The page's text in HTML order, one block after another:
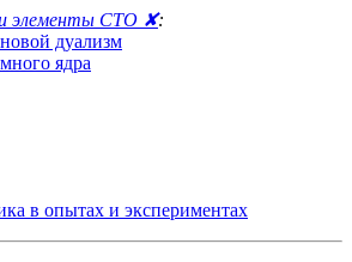
и элементы СТО ✘:
дуализм
ядра
в опытах и экспериментах